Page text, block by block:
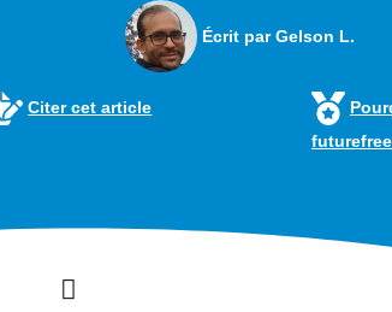
Écrit par Gelson L.
Citer cet article